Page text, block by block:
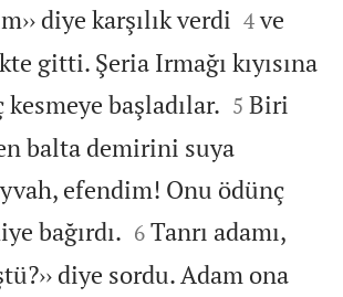
diye karşılık verdi 

4 ve
gitti. Şeria Irmağı kıyısına
kesmeye başladılar. 

5 Biri
balta demirini suya
efendim! Onu ödünç
bağırdı. 

6 Tanrı adamı,
diye sordu. Adam ona